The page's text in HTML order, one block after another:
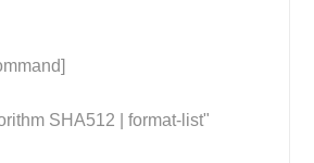
SHA512 | format-list"